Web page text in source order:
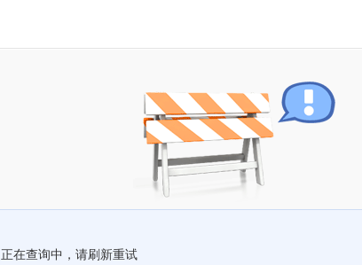
正在查询中，请刷新重试